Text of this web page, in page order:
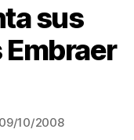
sus
09/10/2008